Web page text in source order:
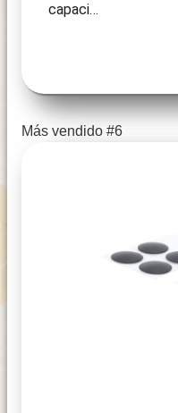
capaci…
Más vendido #6